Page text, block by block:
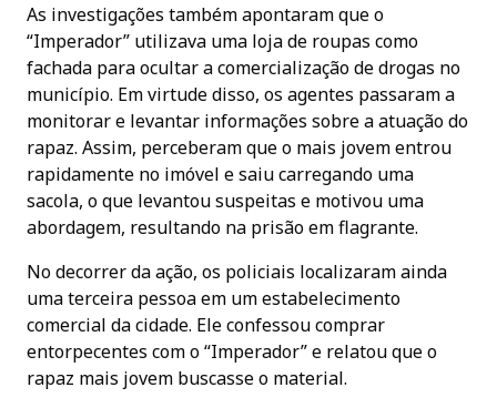
As investigações também apontaram que o
“Imperador” utilizava uma loja de roupas como
fachada para ocultar a comercialização de drogas no
município. Em virtude disso, os agentes passaram a
monitorar e levantar informações sobre a atuação do
rapaz. Assim, perceberam que o mais jovem entrou
rapidamente no imóvel e saiu carregando uma
sacola, o que levantou suspeitas e motivou uma
abordagem, resultando na prisão em flagrante.
No decorrer da ação, os policiais localizaram ainda
uma terceira pessoa em um estabelecimento
comercial da cidade. Ele confessou comprar
entorpecentes com o “Imperador” e relatou que o
rapaz mais jovem buscasse o material.